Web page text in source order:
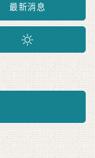
最新消息